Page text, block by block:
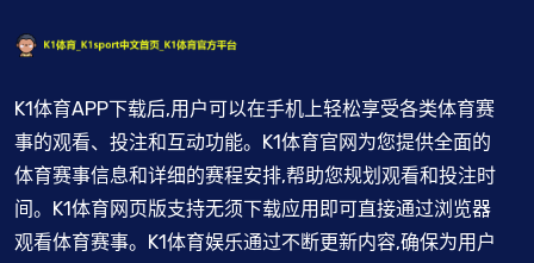
K1体育APP下载后,用户可以在手机上轻松享受各类体育赛
事的观看、投注和互动功能。K1体育官网为您提供全面的
体育赛事信息和详细的赛程安排,帮助您规划观看和投注时
间。K1体育网页版支持无须下载应用即可直接通过浏览器
观看体育赛事。K1体育娱乐通过不断更新内容,确保为用户